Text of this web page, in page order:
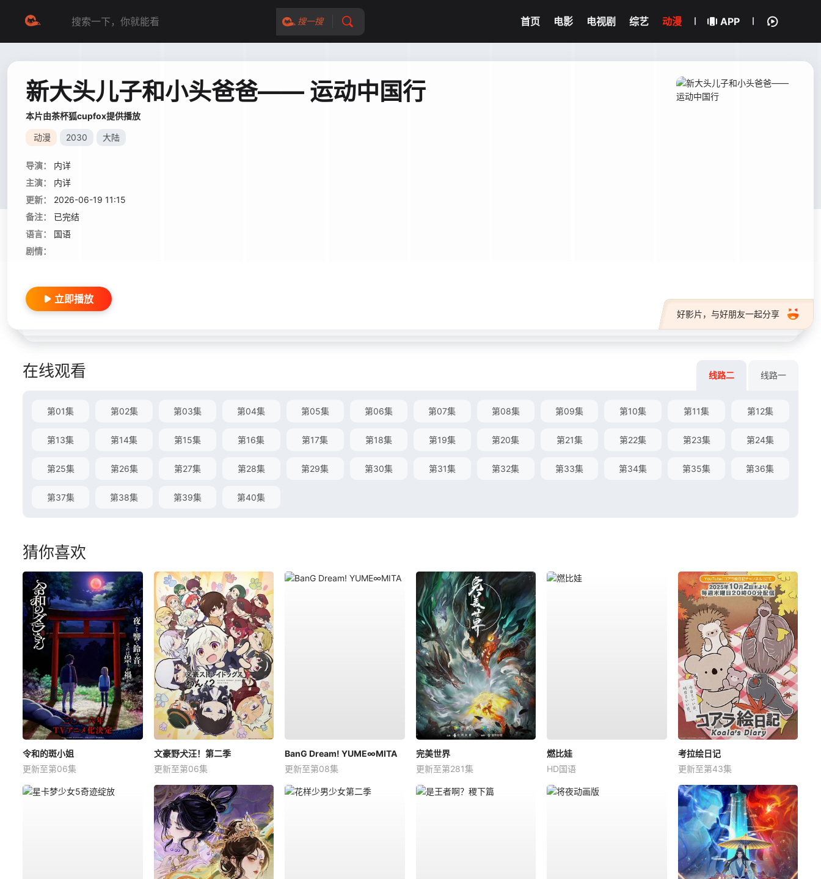
搜一搜 首页 电影 电视剧 综艺 动漫 APP
新大头儿子和小头爸爸—— 运动中国行
本片由茶杯狐cupfox提供播放
动漫 2030 大陆
导演：
内详
主演：
内详
更新：
2026-06-19 11:15
备注：
已完结
语言：
国语
剧情：
好影片，与好朋友一起分享
立即播放
在线观看 线路二 线路一
第01集 第02集 第03集 第04集 第05集 第06集 第07集 第08集 第09集 第10集 第11集 第12集
第13集 第14集 第15集 第16集 第17集 第18集 第19集 第20集 第21集 第22集 第23集 第24集
第25集 第26集 第27集 第28集 第29集 第30集 第31集 第32集 第33集 第34集 第35集 第36集
第37集 第38集 第39集 第40集
猜你喜欢
令和的斑小姐
更新至第06集
文豪野犬汪！第二季
更新至第06集
BanG Dream! YUME∞MITA
更新至第08集
完美世界
更新至第281集
燃比娃
HD国语
考拉绘日记
更新至第43集